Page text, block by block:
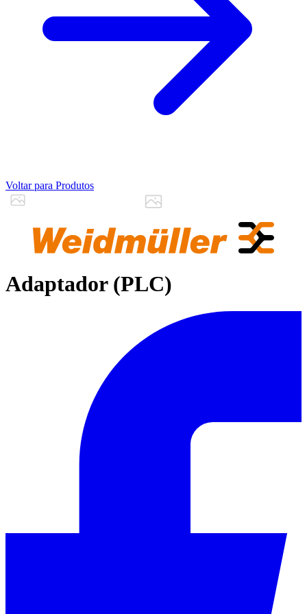
Voltar para Produtos
Adaptador (PLC)